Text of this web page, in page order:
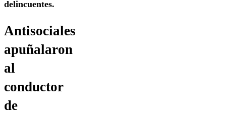
delincuentes.
Antisociales
apuñalaron
al
conductor
de